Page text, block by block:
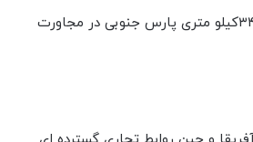
بندر سیراف در فاصله ٢۴۵ کیلومتری جنوب شرق بوشهر و ۴٠ کیلومتر کنگان و ٣۴کیلو متری پارس جنوبی در مجاورت